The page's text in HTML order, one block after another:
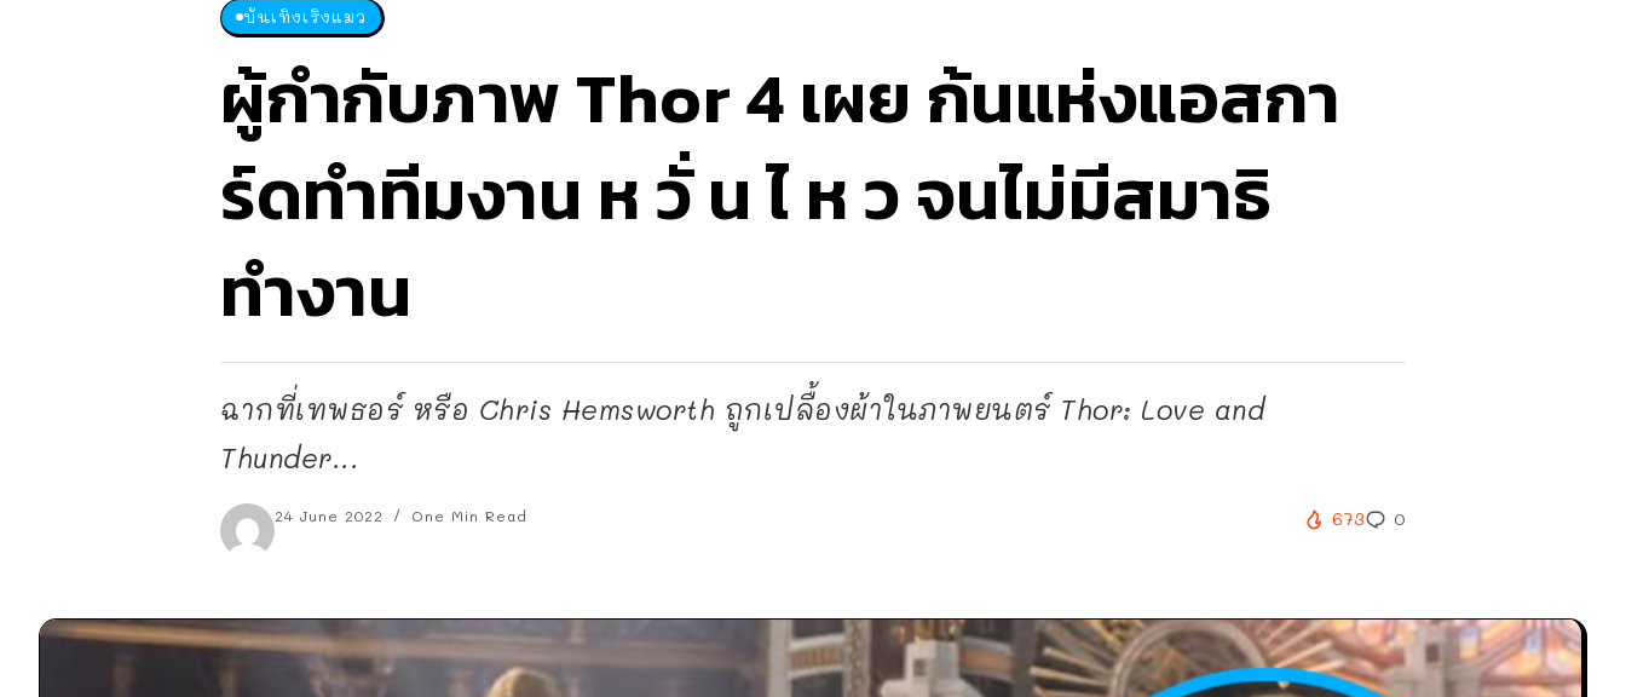
บันเทิงเริงแมว
ผู้กำกับภาพ Thor 4 เผย ก้นแห่งแอสกา
ร์ดทำทีมงาน ห วั่ น ไ ห ว จนไม่มีสมาธิ
ทำงาน
ฉากที่เทพธอร์ หรือ Chris Hemsworth ถูกเปลื้องผ้าในภาพยนตร์ Thor: Love and
Thunder...
24 June 2022 One Min Read 673 0